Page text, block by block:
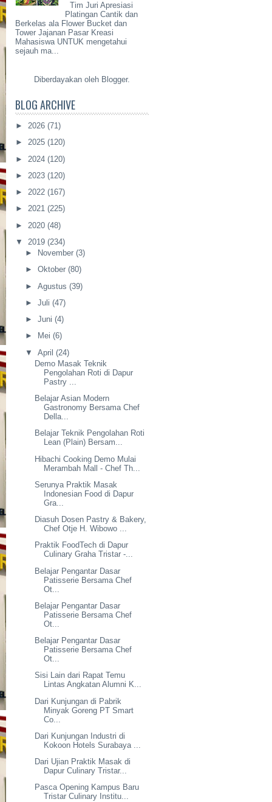
Tim Juri Apresiasi
Platingan Cantik dan
Berkelas ala Flower Bucket dan
Tower Jajanan Pasar Kreasi
Mahasiswa UNTUK mengetahui
sejauh ma...
Diberdayakan oleh Blogger.
BLOG ARCHIVE
► 2026 (71)
► 2025 (120)
► 2024 (120)
► 2023 (120)
► 2022 (167)
► 2021 (225)
► 2020 (48)
▼ 2019 (234)
►
November (3)
► Oktober (80)
► Agustus (39)
► Juli (47)
► Juni (4)
►
Mei (6)
▼ April (24)
Demo Masak Teknik
Pengolahan Roti di Dapur
Pastry ...
Belajar Asian Modern
Gastronomy Bersama Chef
Della...
Belajar Teknik Pengolahan Roti
Lean (Plain) Bersam...
Hibachi Cooking Demo Mulai
Merambah Mall - Chef Th...
Serunya Praktik Masak
Indonesian Food di Dapur
Gra...
Diasuh Dosen Pastry & Bakery,
Chef Otje H. Wibowo ...
Praktik FoodTech di Dapur
Culinary Graha Tristar -...
Belajar Pengantar Dasar
Patisserie Bersama Chef
Ot...
Belajar Pengantar Dasar
Patisserie Bersama Chef
Ot...
Belajar Pengantar Dasar
Patisserie Bersama Chef
Ot...
Sisi Lain dari Rapat Temu
Lintas Angkatan Alumni K...
Dari Kunjungan di Pabrik
Minyak Goreng PT Smart
Co...
Dari Kunjungan Industri di
Kokoon Hotels Surabaya ...
Dari Ujian Praktik Masak di
Dapur Culinary Tristar...
Pasca Opening Kampus Baru
Tristar Culinary Institu...